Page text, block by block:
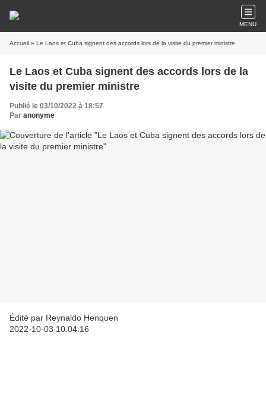
MENU
Accueil » Le Laos et Cuba signent des accords lors de la visite du premier ministre
Le Laos et Cuba signent des accords lors de la
visite du premier ministre
Publié le 03/10/2022 à 18:57
Par anonyme
Édité par Reynaldo Henquen
2022-10-03 10:04:16